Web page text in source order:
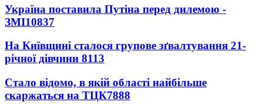
Україна поставила Путіна перед дилемою -
ЗМІ10837
На Київщині сталося групове зґвалтування 21-
річної дівчини 8113
Стало відомо, в якій області найбільше
скаржаться на ТЦК7888